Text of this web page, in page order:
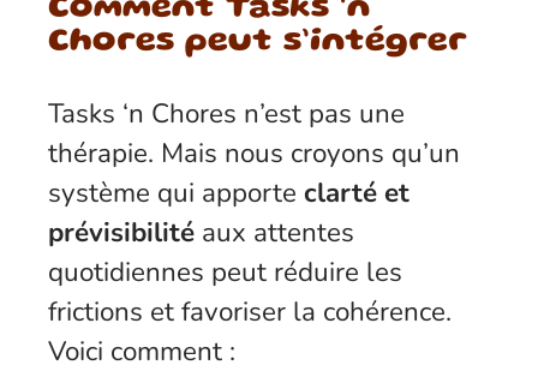
Comment Tasks ‘n
Chores peut s’intégrer
Tasks ‘n Chores n’est pas une
thérapie. Mais nous croyons qu’un
système qui apporte clarté et
prévisibilité aux attentes
quotidiennes peut réduire les
frictions et favoriser la cohérence.
Voici comment :